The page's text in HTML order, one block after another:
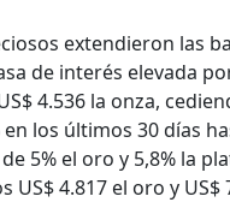
extendieron las
de interés elevada
4.536 la onza,
los últimos 30 días
5% el oro y 5,8% la
US$ 4.817 el oro y US$